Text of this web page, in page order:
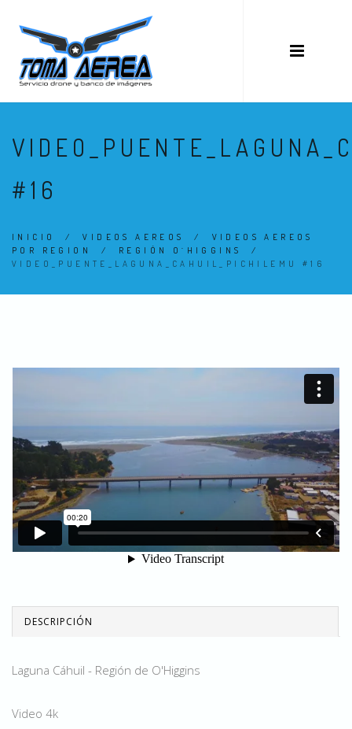
#16
INICIO /VIDEOS AEREOS / VIDEOS AEREOS
POR REGION
/ REGIÓN O´HIGGINS
/
VIDEO_PUENTE_LAGUNA_CAHUIL_PICHILEMU #16
DESCRIPCIÓN
Laguna Cáhuil - Región de O'Higgins
Video 4k